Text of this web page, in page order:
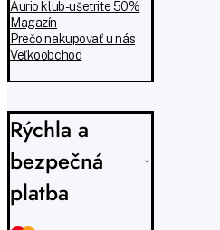
Aurio klub - ušetrite 50%
Magazín
Prečo nakupovať u nás
Veľkoobchod
Rýchla a
bezpečná
platba